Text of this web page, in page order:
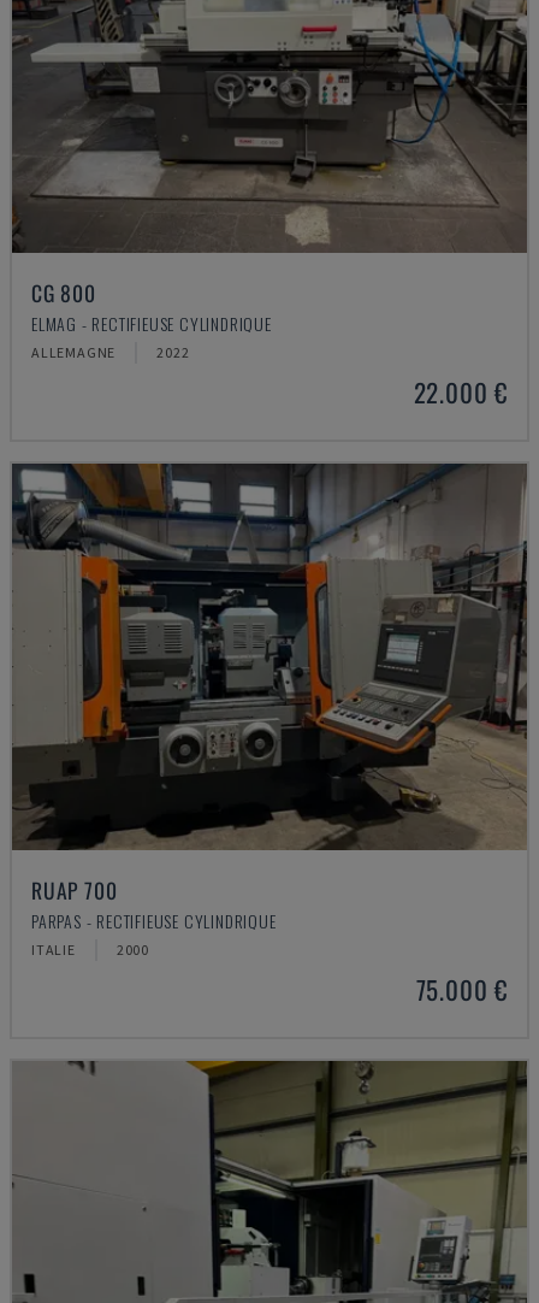
CG 800
ELMAG - RECTIFIEUSE CYLINDRIQUE
ALLEMAGNE 2022
22.000 €
RUAP 700
PARPAS - RECTIFIEUSE CYLINDRIQUE
ITALIE 2000
75.000 €